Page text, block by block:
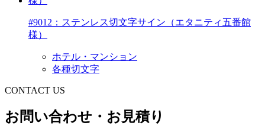
#9012：ステンレス切文字サイン（エタニティ五番館
様）
ホテル・マンション
各種切文字
CONTACT US
お問い合わせ・お見積り